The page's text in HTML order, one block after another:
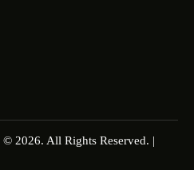
© 2026. All Rights Reserved. |